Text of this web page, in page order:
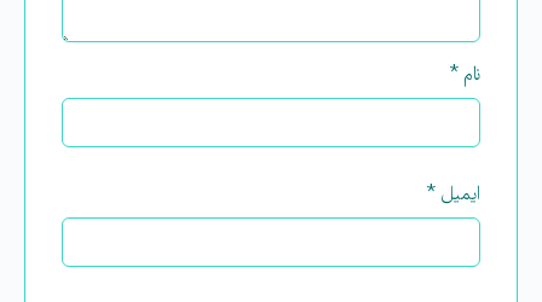
نام *
ایمیل *